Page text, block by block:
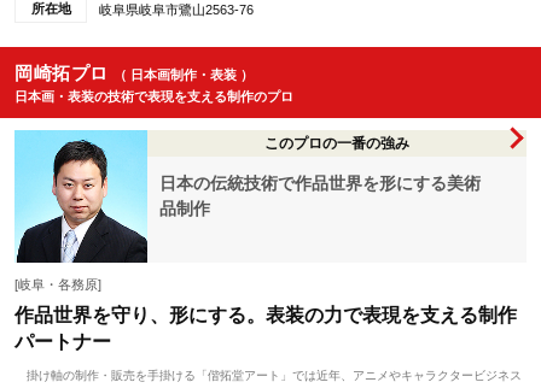
所在地 岐阜県岐阜市鷺山2563-76
岡崎拓プロ
（ 日本画制作・表装 ）
日本画・表装の技術で表現を支える制作のプロ
このプロの一番の強み
日本の伝統技術で作品世界を形にする美術
品制作
[岐阜・各務原]
作品世界を守り、形にする。表装の力で表現を支える制作
パートナー
掛け軸の制作・販売を手掛ける「偕拓堂アート」では近年、アニメやキャラクタービジネス